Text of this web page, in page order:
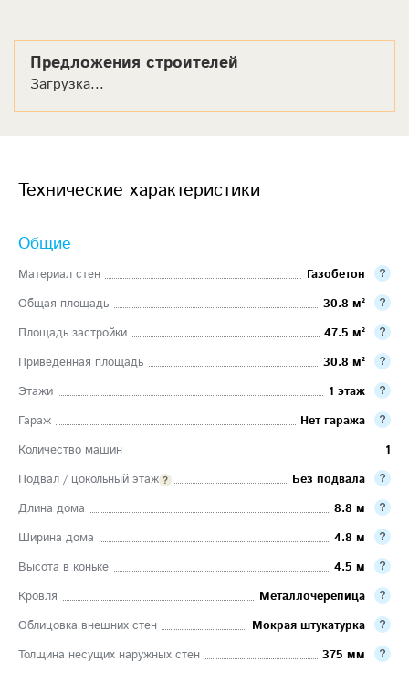
Предложения строителей
Загрузка...
Технические характеристики
Общие
Материал стен
Газобетон
Общая площадь
30.8 м²
Площадь застройки
47.5 м²
Приведенная площадь
30.8 м²
Этажи
1 этаж
Гараж
Нет гаража
Количество машин
1
Подвал / цокольный этаж
Без подвала
Длина дома
8.8 м
Ширина дома
4.8 м
Высота в коньке
4.5 м
Кровля
Металлочерепица
Облицовка внешних стен
Мокрая штукатурка
Толщина несущих наружных стен
375 мм